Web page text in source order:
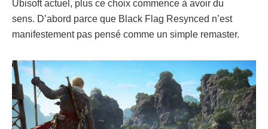
Ubisoft actuel, plus ce choix commence à avoir du
sens. D’abord parce que Black Flag Resynced n’est
manifestement pas pensé comme un simple remaster.